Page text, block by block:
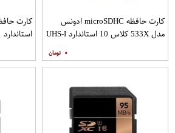
کارت حافظه microSDHC ادونس
مدل 533X کلاس 10 استاندارد UHS-I
SD
۰